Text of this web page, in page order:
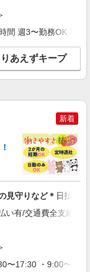
細を見る
NEW
サ高住STAFF募
払い有/週払い有/交
NEW
払い有/週払い有/交
間 週3〜勤務OK 希
りあえずキープ
新着
見守りなど＊日払い
有/交通費全支給(ガ
〜17:30 ・9:00〜